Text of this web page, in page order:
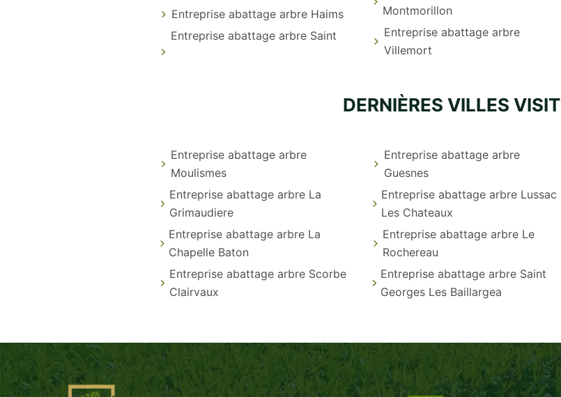
Entreprise abattage arbre Haims
Entreprise abattage arbre Saint
Montmorillon
Entreprise abattage arbre
Villemort
DERNIÈRES VILLES
Entreprise abattage arbre
Moulismes
Entreprise abattage arbre La
Grimaudiere
Entreprise abattage arbre La
Chapelle Baton
Entreprise abattage arbre Scorbe
Clairvaux
Entreprise abattage arbre
Guesnes
Entreprise abattage arbre Lussac
Les Chateaux
Entreprise abattage arbre Le
Rochereau
Entreprise abattage arbre Saint
Georges Les Baillargea